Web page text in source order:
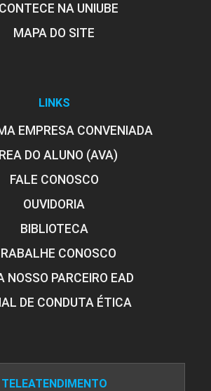
96
0
ACADÊMICO/AVALIAÇÃO
DORIGUETTO FERREIRA
NA UNIUBE
MAPA DO SITE
LINKS
EMPRESA CONVENIADA
DO ALUNO (AVA)
FALE CONOSCO
OUVIDORIA
BIBLIOTECA
CONOSCO
NOSSO PARCEIRO EAD
DE CONDUTA ÉTICA
TELEATENDIMENTO